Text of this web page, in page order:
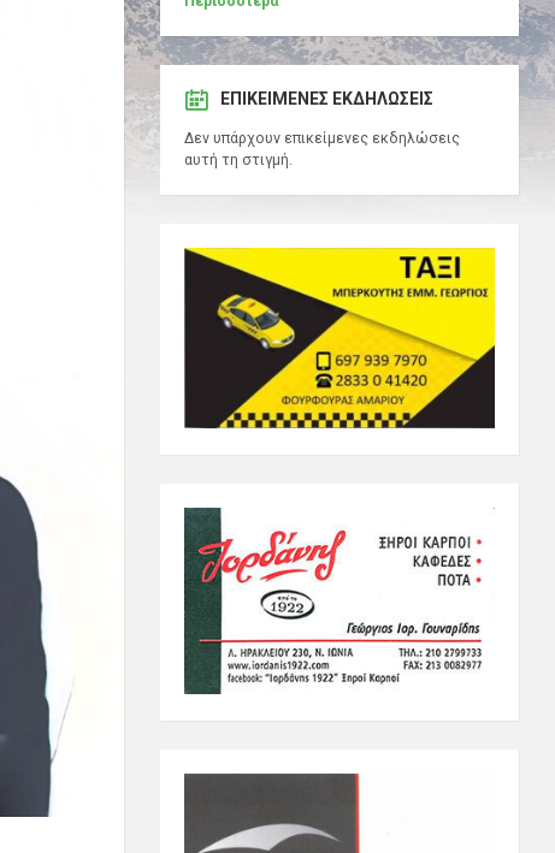
ΕΠΙΚΕΊΜΕΝΕΣ ΕΚΔΗΛΏΣΕΙΣ
Δεν υπάρχουν επικείμενες εκδηλώσεις
αυτή τη στιγμή.